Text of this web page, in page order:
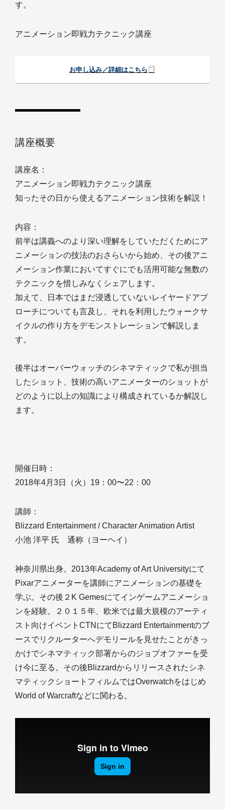
す。
アニメーション即戦力テクニック講座
お申し込み／詳細はこちら
講座概要
講座名：
アニメーション即戦力テクニック講座
知ったその日から使えるアニメーション技術を解説！
内容：
前半は講義へのより深い理解をしていただくためにア
ニメーションの技法のおさらいから始め、その後アニ
メーション作業においてすぐにでも活用可能な無数の
テクニックを惜しみなくシェアします。
加えて、日本ではまだ浸透していないレイヤードアプ
ローチについても言及し、それを利用したウォークサ
イクルの作り方をデモンストレーションで解説しま
す。
後半はオーバーウォッチのシネマティックで私が担当
したショット、技術の高いアニメーターのショットが
どのように以上の知識により構成されているか解説し
ます。
開催日時：
2018年4月3日（火）19：00〜22：00
講師：
Blizzard Entertainment / Character Animation Artist
小池 洋平 氏 通称（ヨーヘイ）
神奈川県出身。2013年Academy of Art Universityにて
Pixarアニメーターを講師にアニメーションの基礎を
学ぶ。その後２K Gemesにてインゲームアニメーショ
ンを経験。２０１５年、欧米では最大規模のアーティ
スト向けイベントCTNにてBlizzard Entertainmentのブ
ースでリクルーターへデモリールを見せたことがきっ
かけでシネマティック部署からのジョブオファーを受
け今に至る。その後Blizzardからリリースされたシネ
マティックショートフィルムではOverwatchをはじめ
World of Warcraftなどに関わる。